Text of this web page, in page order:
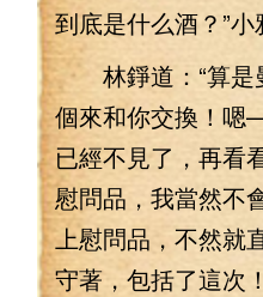
到底是什么酒？”小
林錚道：“算是曼
個來和你交換！嗯
已經不見了，再看
慰問品，我當然不
上慰問品，不然就
守著，包括了這次